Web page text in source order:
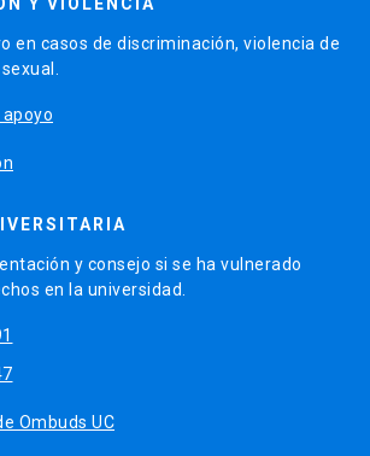
Y VIOLENCIA
en casos de discriminación, violencia de
y consejo si se ha vulnerado
en la universidad.
Ombuds UC